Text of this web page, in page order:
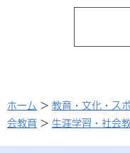
ホーム > 教育・文化・ス
会教育 > 生涯学習・社会